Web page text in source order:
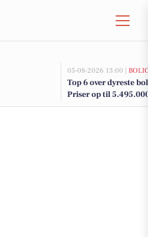
05-08-2026 13:00 |
Top 6 over dyreste
Priser op til